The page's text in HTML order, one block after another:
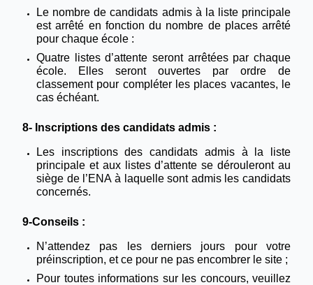
Le nombre de candidats admis à la liste principale
est arrêté en fonction du nombre de places arrêté
pour chaque école :
Quatre listes d’attente seront arrêtées par chaque
école. Elles seront ouvertes par ordre de
classement pour compléter les places vacantes, le
cas échéant.
8- Inscriptions des candidats admis :
Les inscriptions des candidats admis à la liste
principale et aux listes d’attente se dérouleront au
siège de l’ENA à laquelle sont admis les candidats
concernés.
9-Conseils :
N’attendez pas les derniers jours pour votre
préinscription, et ce pour ne pas encombrer le site ;
Pour toutes informations sur les concours, veuillez